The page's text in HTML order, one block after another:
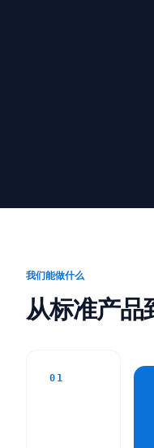
我们能做什么
从标准产品
01